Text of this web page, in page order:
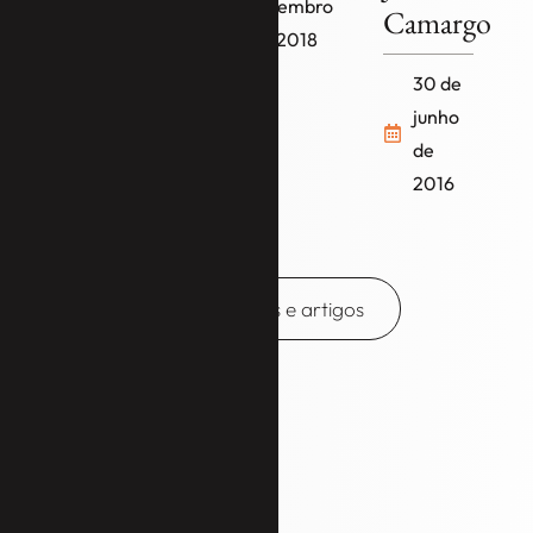
setembro
de 2018
Camargo
30 de
junho
de
2016
Mais notícias e artigos